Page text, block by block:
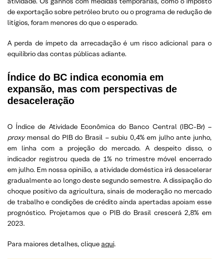
de exportação sobre petróleo bruto ou o programa de redução de
litígios, foram menores do que o esperado.
A perda de ímpeto da arrecadação é um risco adicional para o
equilíbrio das contas públicas adiante.
Índice do BC indica economia em
expansão, mas com perspectivas de
desaceleração
O Índice de Atividade Econômica do Banco Central (IBC-Br) –
proxymensal do PIB do Brasil – subiu 0,4% em julho ante junho,
em linha com a projeção do mercado. A despeito disso, o
indicador registrou queda de 1% no trimestre móvel encerrado
em julho. Em nossa opinião, a atividade doméstica irá desacelerar
gradualmente ao longo deste segundo semestre. A dissipação do
choque positivo da agricultura, sinais de moderação no mercado
de trabalho e condições de crédito ainda apertadas apoiam esse
prognóstico. Projetamos que o PIB do Brasil crescerá 2,8% em
2023.
Para maiores detalhes, cliqueaqui.